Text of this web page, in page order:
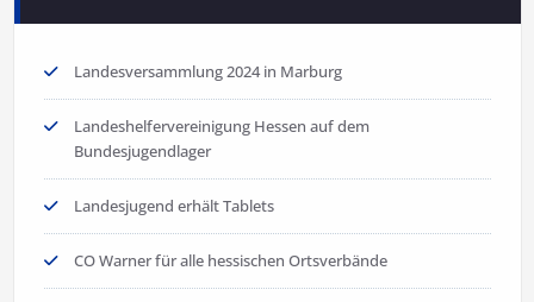
Landesversammlung 2024 in Marburg
Landeshelfervereinigung Hessen auf dem
Bundesjugendlager
Landesjugend erhält Tablets
CO Warner für alle hessischen Ortsverbände